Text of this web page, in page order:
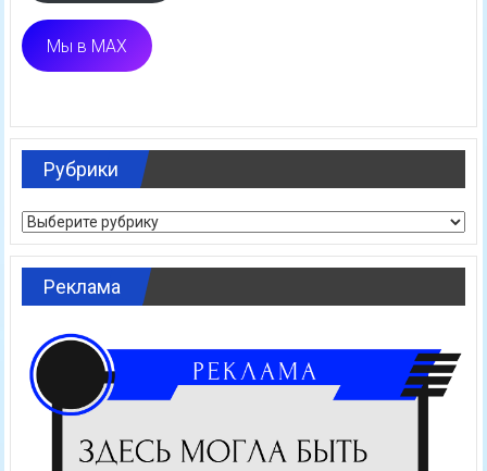
Мы в MAX
Рубрики
Рубрики
Реклама